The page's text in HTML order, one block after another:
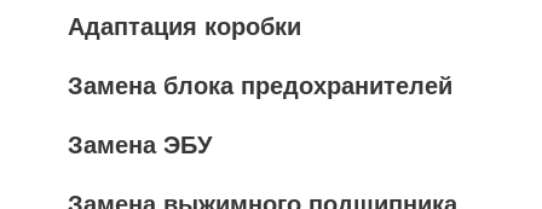
Адаптация коробки
Замена блока предохранителей
Замена ЭБУ